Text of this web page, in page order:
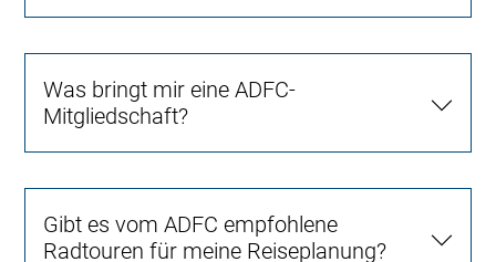
Was bringt mir eine ADFC-
Mitgliedschaft?
Gibt es vom ADFC empfohlene
Radtouren für meine Reiseplanung?